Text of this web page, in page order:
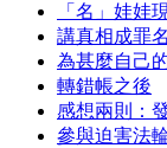
「名」娃娃
講真相成罪
為甚麼自己
轉錯帳之後
感想兩則：
參與迫害法